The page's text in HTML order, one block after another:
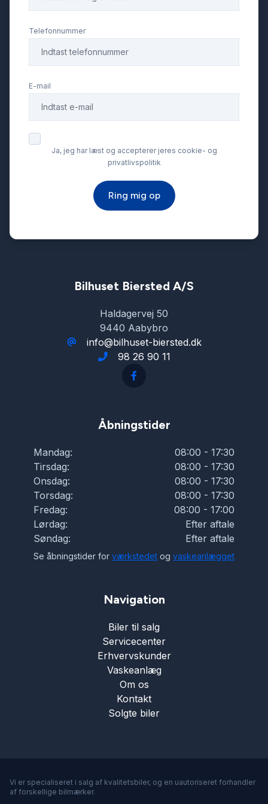
Splitbagsæder
Startspærre
Sædevarme
Tågelygter
Vejbaneassistent
Telefonnummer
E-mail
Ja, jeg har læst og accepterer jeres cookie- og
privatlivspolitik
Ring mig op
Bilhuset Biersted A/S
Haldagervej 50
9440 Aabybro
info@bilhuset-biersted.dk
98 26 90 11
Åbningstider
Mandag:
08:00 - 17:30
Tirsdag:
08:00 - 17:30
Onsdag:
08:00 - 17:30
Torsdag:
08:00 - 17:30
Fredag:
08:00 - 17:00
Lørdag:
Efter aftale
Søndag:
Efter aftale
Se åbningstider for værkstedet og vaskeanlægget
Navigation
Biler til salg
Servicecenter
Erhvervskunder
Vaskeanlæg
Om os
Kontakt
Solgte biler
Vi er specialiseret i salg af kvalitetsbiler, og en uautoriseret forhandler
af forskellige bilmærker.